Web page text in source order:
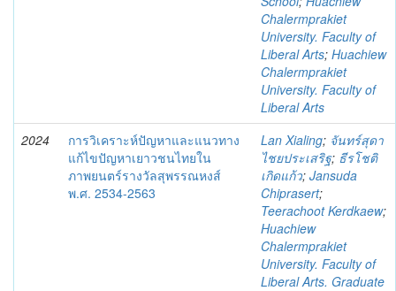
Chalermprakiet
University. Faculty of
Liberal Arts; Huachiew
Chalermprakiet
University. Faculty of
Liberal Arts
2024
การวิเคราะห์ปัญหาและแนวทาง
แก้ไขปัญหาเยาวชนไทยใน
ภาพยนตร์รางวัลสุพรรณหงส์
พ.ศ. 2534-2563
Lan Xialing; จันทร์สุดา
ไชยประเสริฐ; ธีรโชติ
เกิดแก้ว; Jansuda
Chiprasert;
Teerachoot Kerdkaew;
Huachiew
Chalermprakiet
University. Faculty of
Liberal Arts. Graduate